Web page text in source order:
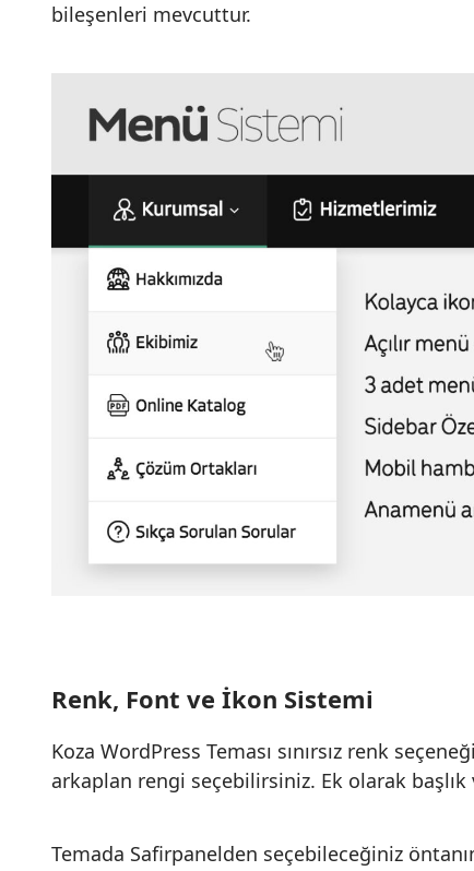
bileşenleri mevcuttur.
Renk, Font ve İkon Sistemi
Koza WordPress Teması sınırsız renk
arkaplan rengi seçebilirsiniz. Ek olarak
Temada Safirpanelden seçebileceğiniz